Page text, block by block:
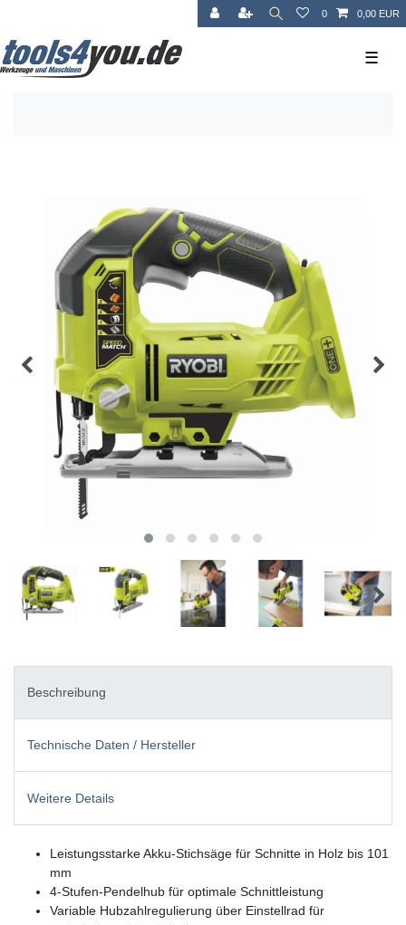
0 0,00 EUR
☰
Beschreibung
Technische Daten / Hersteller
Weitere Details
Leistungsstarke Akku-Stichsäge für Schnitte in Holz bis 101
mm
4-Stufen-Pendelhub für optimale Schnittleistung
Variable Hubzahlregulierung über Einstellrad für